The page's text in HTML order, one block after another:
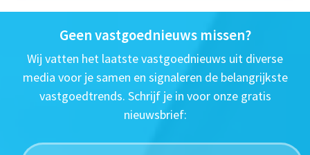
Geen vastgoednieuws missen?
Wij vatten het laatste vastgoednieuws uit diverse
media voor je samen en signaleren de belangrijkste
vastgoedtrends. Schrijf je in voor onze gratis
nieuwsbrief: